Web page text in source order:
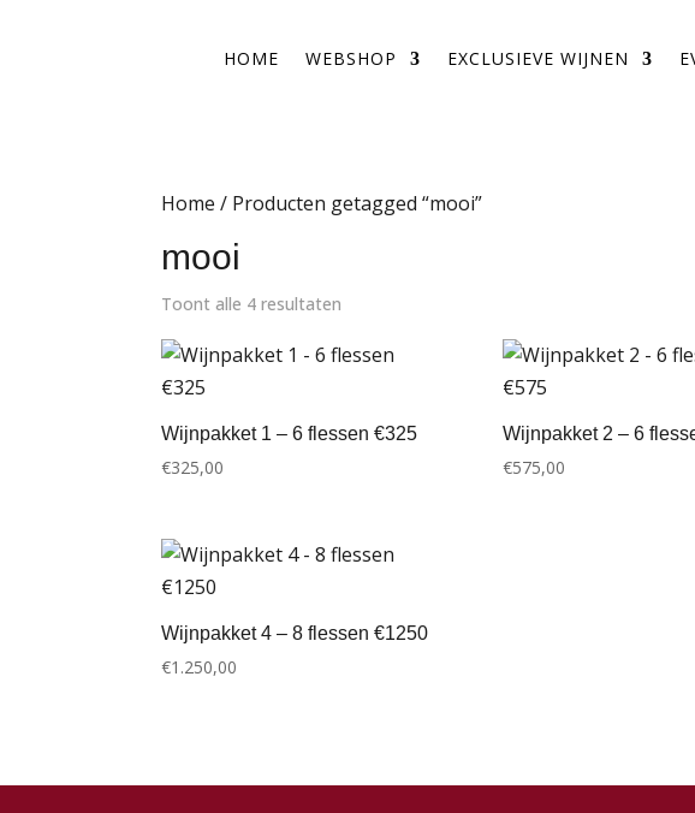
HOME WEBSHOP EXCLUSIEVE WIJNEN
Home / Producten getagged “mooi”
mooi
Toont alle 4 resultaten
Wijnpakket 1 – 6 flessen €325
€325,00
Wijnpakket 2 – 6
€575,00
Wijnpakket 4 – 8 flessen €1250
€1.250,00